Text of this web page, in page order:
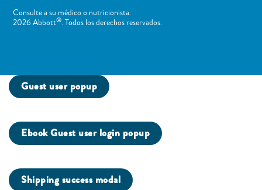
Consulte a su médico o nutricionista.
2026 Abbott®. Todos los derechos reservados.
Guest user popup
Ebook Guest user login popup
Shipping success modal